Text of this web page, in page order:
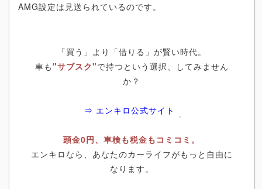
AMG設定は見送られているのです。
「買う」より「借りる」が賢い時代。
車も"サブスク"で持つという選択、してみません
か？
⇒ エンキロ公式サイト
頭金0円、車検も税金もコミコミ。
エンキロなら、あなたのカーライフがもっと自由に
なります。